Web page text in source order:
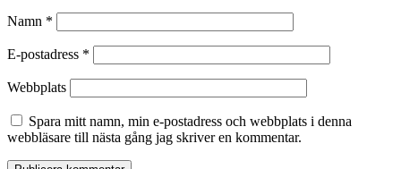
Namn *
E-postadress *
Webbplats
Spara mitt namn, min e-postadress och webbplats i denna
webbläsare till nästa gång jag skriver en kommentar.